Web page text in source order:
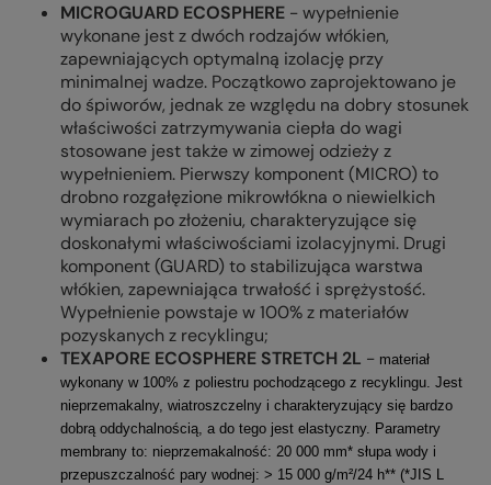
MICROGUARD ECOSPHERE - wypełnienie
wykonane jest z dwóch rodzajów włókien,
zapewniających optymalną izolację przy
minimalnej wadze. Początkowo zaprojektowano je
do śpiworów, jednak ze względu na dobry stosunek
właściwości zatrzymywania ciepła do wagi
stosowane jest także w zimowej odzieży z
wypełnieniem. Pierwszy komponent (MICRO) to
drobno rozgałęzione mikrowłókna o niewielkich
wymiarach po złożeniu, charakteryzujące się
doskonałymi właściwościami izolacyjnymi. Drugi
komponent (GUARD) to stabilizująca warstwa
włókien, zapewniająca trwałość i sprężystość.
Wypełnienie powstaje w 100% z materiałów
pozyskanych z recyklingu;
TEXAPORE ECOSPHERE STRETCH 2L - materiał
wykonany w 100% z poliestru pochodzącego z recyklingu. Jest
nieprzemakalny, wiatroszczelny i charakteryzujący się bardzo
dobrą oddychalnością, a do tego jest elastyczny. Parametry
membrany to: nieprzemakalność: 20 000 mm* słupa wody i
przepuszczalność pary wodnej: > 15 000 g/m²/24 h** (*JIS L